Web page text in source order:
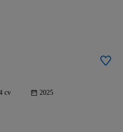
cv 2025